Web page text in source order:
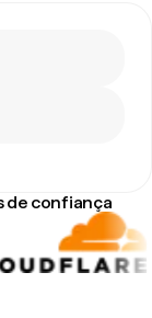
de confiança